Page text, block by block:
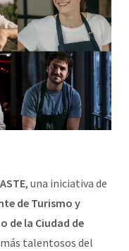
, una iniciativa de
de Turismo y
de la Ciudad de
talentosos del